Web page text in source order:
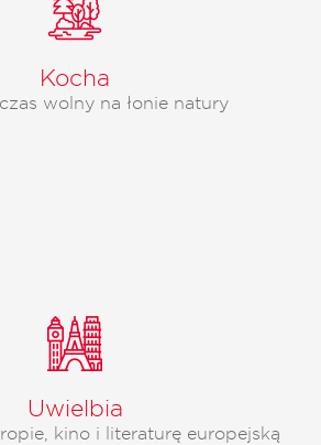
Uwielbia
kino i literaturę europejską
Kocha
wolny na łonie natury